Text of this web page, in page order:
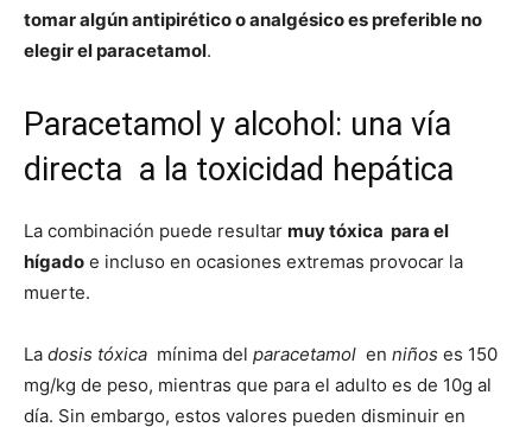
tomar algún antipirético o analgésico es preferible no
elegir el paracetamol.
Paracetamol y alcohol: una vía
directa a la toxicidad hepática
La combinación puede resultar muy tóxica para el
hígado e incluso en ocasiones extremas provocar la
muerte.
La dosis tóxica mínima del paracetamol en niños es 150
mg/kg de peso, mientras que para el adulto es de 10g al
día. Sin embargo, estos valores pueden disminuir en